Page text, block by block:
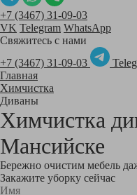
+7 (3467) 31-09-03
VK Telegram WhatsApp
Свяжитесь с нами
+7 (3467) 31-09-03
Главная
Химчистка
Диваны
Химчистка
Мансийске
Бережно очистим мебель
Закажите уборку сейчас